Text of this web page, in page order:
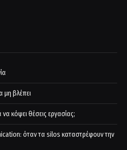
μη βλέπει
να κόψει θέσεις εργασίας;
όταν τα silos καταστρέφουν την